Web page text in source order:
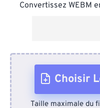
Convertissez WEBM
Choisir
Taille maximale du